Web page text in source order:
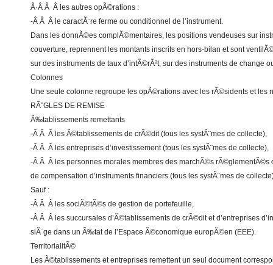
Â·Â Â Â les autres opÃ©rations :
-Â Â Â le caractÃ¨re ferme ou conditionnel de l’instrument.
Dans les donnÃ©es complÃ©mentaires, les positions vendeuses sur
couverture, reprennent les montants inscrits en hors-bilan et sont
sur des instruments de taux d’intÃ©rÃªt, sur des instruments de change
Colonnes
Une seule colonne regroupe les opÃ©rations avec les rÃ©sidents et les
RÃˆGLES DE REMISE
Ã‰tablissements remettants
-Â Â Â les Ã©tablissements de crÃ©dit (tous les systÃ¨mes de collecte),
-Â Â Â les entreprises d’investissement (tous les systÃ¨mes de collecte),
-Â Â Â les personnes morales membres des marchÃ©s rÃ©glementÃ©s
de compensation d’instruments financiers (tous les systÃ¨mes de
Sauf :
-Â Â Â les sociÃ©tÃ©s de gestion de portefeuille,
-Â Â Â les succursales d’Ã©tablissements de crÃ©dit et d’entreprises
siÃ¨ge dans un Ã‰tat de l’Espace Ã©conomique europÃ©en (EEE).
TerritorialitÃ©
Les Ã©tablissements et entreprises remettent un seul document